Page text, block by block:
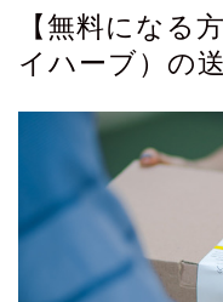
【無料になる
イハーブ）の